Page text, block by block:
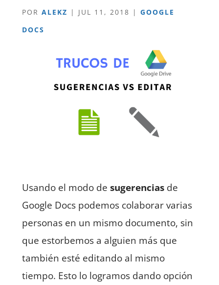
POR ALEKZ | JUL 11, 2018 | GOOGLE
DOCS
Usando el modo de sugerenciasde
Google Docs podemos colaborar varias
personas en un mismo documento, sin
que estorbemos a alguien más que
también esté editando al mismo
tiempo. Esto lo logramos dando opción